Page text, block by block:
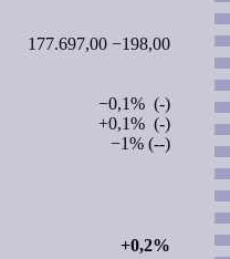
177.697,00 −198,00
−0,1% (-)
+0,1% (-)
−1% (--)
+0,2%